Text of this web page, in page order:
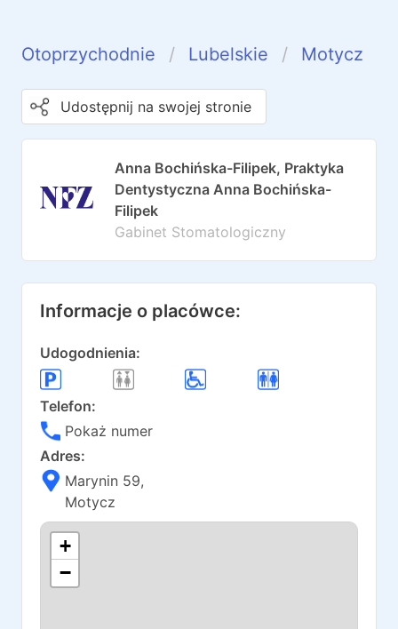
Otoprzychodnie Lubelskie Motycz
Udostępnij na swojej stronie
Anna Bochińska-Filipek, Praktyka
Dentystyczna Anna Bochińska-
Filipek
Gabinet Stomatologiczny
Informacje o placówce:
Udogodnienia:
Telefon:
Pokaż numer
Adres:
Marynin 59,
Motycz
+
−